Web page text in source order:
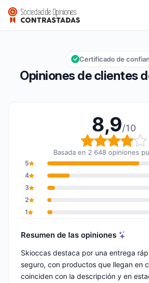
Skioccas
Calificación global: 8,9 de 10
8,9/10
Opiniones de clientes
Certificado de
8,9/10
Basada en 2 648 opiniones
5
4
3
2
1
Resumen de las opiniones
Skioccas destaca por una entrega
seguro, con productos que llegan en
coinciden con la descripción y en